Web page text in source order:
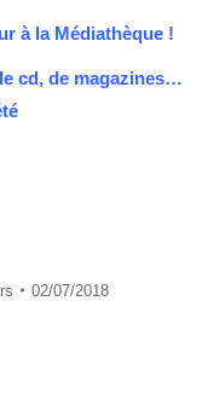
à la Médiathèque !
cd, de magazines…
02/07/2018